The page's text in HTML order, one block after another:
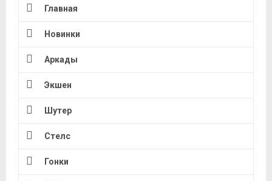
Главная
Новинки
Аркады
Экшен
Шутер
Стелс
Гонки